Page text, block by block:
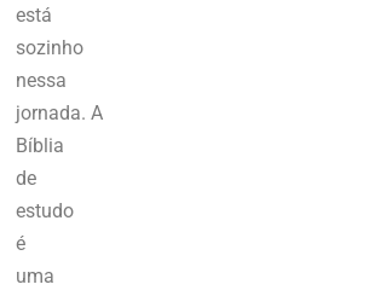
está
sozinho
nessa
jornada.A
Bíblia
de
estudo
é
uma